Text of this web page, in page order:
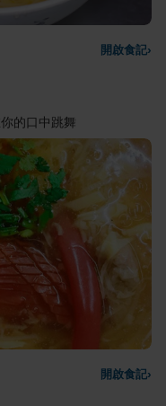
開啟食記›
的口中跳舞
開啟食記›